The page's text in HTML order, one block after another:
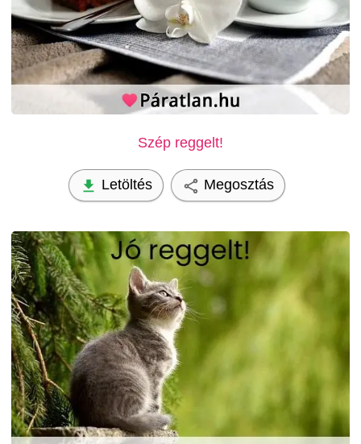
Szép reggelt!
Letöltés Megosztás